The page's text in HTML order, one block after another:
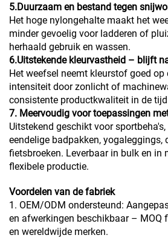
5.Duurzaam en bestand tegen
Het hoge nylongehalte maakt het
minder gevoelig voor ladderen of
herhaald gebruik en wassen.
6.Uitstekende kleurvastheid – blijft
Het weefsel neemt kleurstof goed
intensiteit door zonlicht of
consistente productkwaliteit in de
7. Meervoudig voor toepassingen
Uitstekend geschikt voor
eendelige badpakken, yogaleggings,
fietsbroeken. Leverbaar in bulk en in
flexibele productie.
Voordelen van de fabriek
1. OEM/ODM ondersteund:
en afwerkingen beschikbaar – MOQ
en wereldwijde merken.